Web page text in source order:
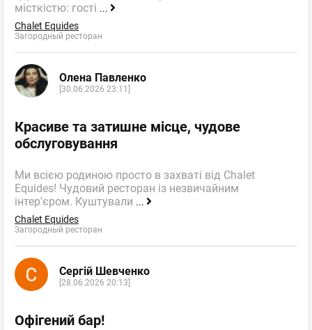
місткістю: гості ...
Chalet Equides
Загородный ресторан
Олена Павленко
[30.06.2026 23:11]
Красиве та затишне місце, чудове
обслуговування
Ми всією родиною просто в захваті від Chalet
Equides! Чудовий ресторан із незвичайним
інтер'єром. Куштували ...
Chalet Equides
Загородный ресторан
Сергій Шевченко
[28.06.2026 20:13]
Офігений бар!